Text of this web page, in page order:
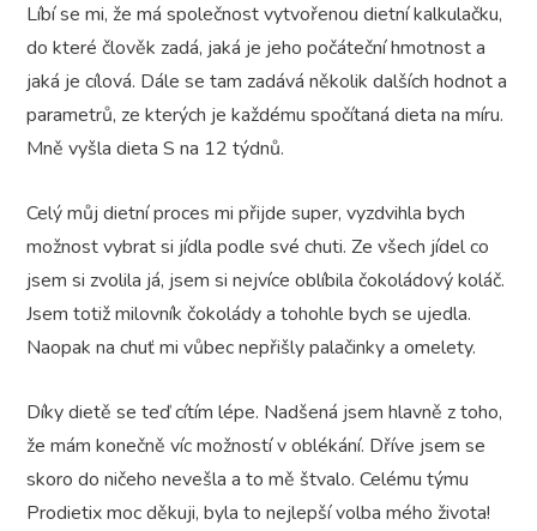
Líbí se mi, že má společnost vytvořenou dietní kalkulačku,
do které člověk zadá, jaká je jeho počáteční hmotnost a
jaká je cílová. Dále se tam zadává několik dalších hodnot a
parametrů, ze kterých je každému spočítaná dieta na míru.
Mně vyšla dieta S na 12 týdnů.
Celý můj dietní proces mi přijde super, vyzdvihla bych
možnost vybrat si jídla podle své chuti. Ze všech jídel co
jsem si zvolila já, jsem si nejvíce oblíbila čokoládový koláč.
Jsem totiž milovník čokolády a tohohle bych se ujedla.
Naopak na chuť mi vůbec nepřišlypalačinky a omelety.
Díky dietě se teď cítím lépe. Nadšená jsem hlavně z toho,
že mám konečně víc možností v oblékání. Dříve jsem se
skoro do ničeho nevešla a to mě štvalo. Celému týmu
Prodietix moc děkuji, byla to nejlepší volba mého života!